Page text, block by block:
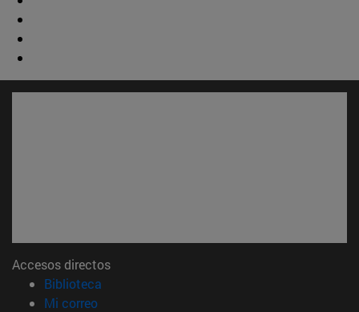
Accesos directos
Biblioteca
Mi correo(abre en nueva ventana)